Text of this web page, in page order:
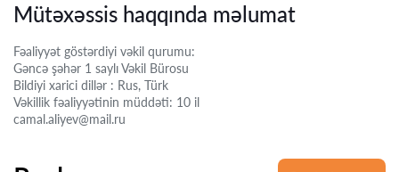
Mütəxəssis haqqında məlumat
Fəaliyyət göstərdiyi vəkil qurumu:
Gəncə şəhər 1 saylı Vəkil Bürosu
Bildiyi xarici dillər : Rus, Türk
Vəkillik fəaliyyətinin müddəti: 10 il
camal.aliyev@mail.ru